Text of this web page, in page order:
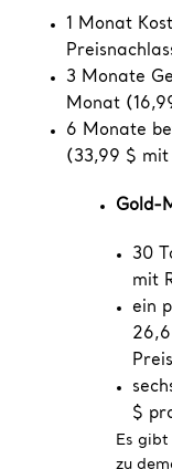
1 Monat
3 Monate
Monat
6 Monate
(33,99 $ mit
Gold-
30
mit
ein
$
Es
zu